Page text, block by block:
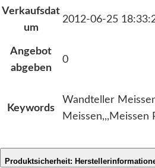
Verkaufsdat
um
2012-06-25
Angebot
abgeben
0
Keywords
Wandteller
Meissen,,,Meissen
Produktsicherheit: